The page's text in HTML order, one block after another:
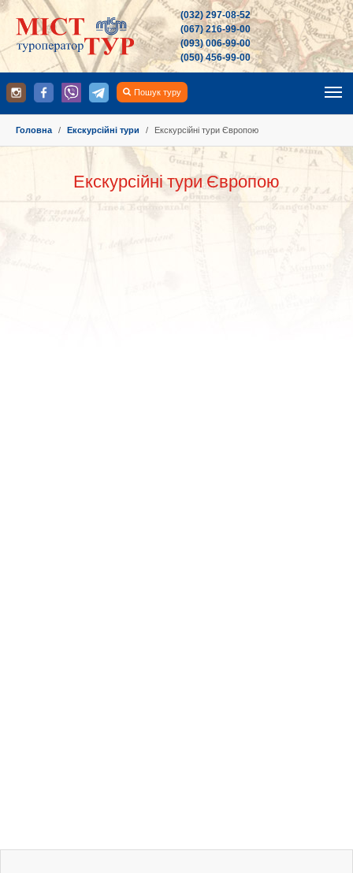
(032) 297-08-52
(067) 216-99-00
(093) 006-99-00
(050) 456-99-00
Пошук туру
Головна
Екскурсійні тури Екскурсійні тури Європою
Екскурсійні тури Європою